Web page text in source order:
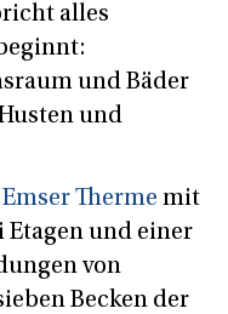
alles
und Bäder
und
Emser Therme mit
Etagen und einer
von
Becken der